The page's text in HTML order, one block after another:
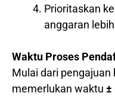
Prioritaskan
anggaran
Waktu Proses
Mulai dari
memerlukan waktu ±